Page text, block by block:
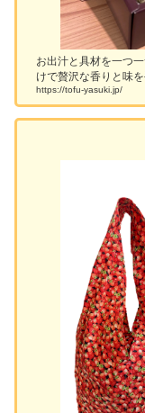
お出汁と具材を一つ
けで贅沢な香りと味
https://tofu-yasuki.jp/